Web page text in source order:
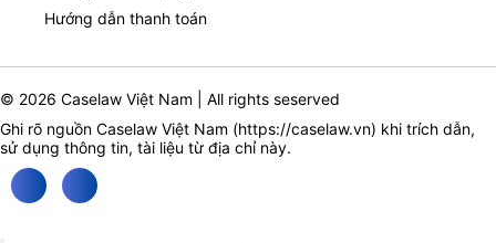
Hướng dẫn thanh toán
© 2026 Caselaw Việt Nam | All rights seserved
Ghi rõ nguồn Caselaw Việt Nam (https://caselaw.vn) khi trích dẫn,
sử dụng thông tin, tài liệu từ địa chỉ này.